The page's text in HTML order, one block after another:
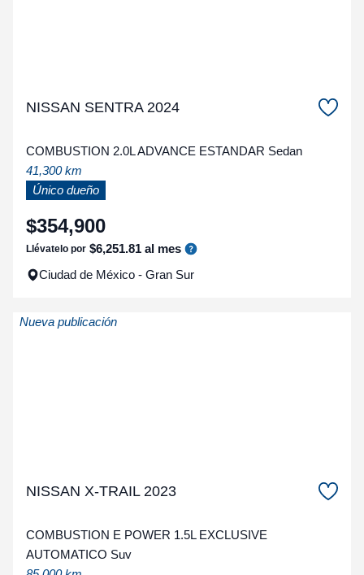
NISSAN SENTRA 2024
COMBUSTION 2.0L ADVANCE ESTANDAR Sedan
41,300 km
Único dueño
$354,900
Llévatelo por $6,251.81 al mes
Ciudad de México - Gran Sur
Nueva publicación
NISSAN X-TRAIL 2023
COMBUSTION E POWER 1.5L EXCLUSIVE
AUTOMATICO Suv